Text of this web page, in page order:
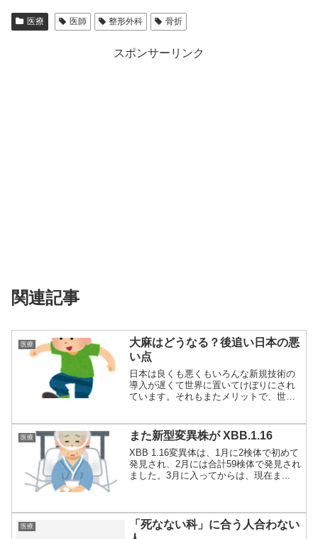
医療 医師 整形外科 骨折
スポンサーリンク
関連記事
医療
大麻はどうなる？後追い日本の悪
い点
日本は良くも悪くもいろんな新規技術の
導入が遅くて世界に置いてけぼりにされ
ています。それもまたメリットで、世界
医療 また新型変異株が XBB.1.16
XBB 1.16変異体は、1月に2検体で初めて
発見され、2月には合計59検体で発見され
ました。3月に入ってからは、現在ま...
医療
「死なない科」に合う人合わない